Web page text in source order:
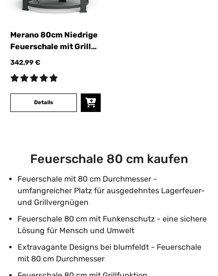
Merano 80cm Niedrige
Feuerschale mit Grill
Dunkelgrau
342,99 €
Details
Feuerschale 80 cm kaufen
Feuerschale mit 80 cm Durchmesser -
umfangreicher Platz für ausgedehntes Lagerfeuer-
und Grillvergnügen
Feuerschale 80 cm mit Funkenschutz - eine sichere
Lösung für Mensch und Umwelt
Extravagante Designs bei blumfeldt - Feuerschale
mit 80 cm Durchmesser